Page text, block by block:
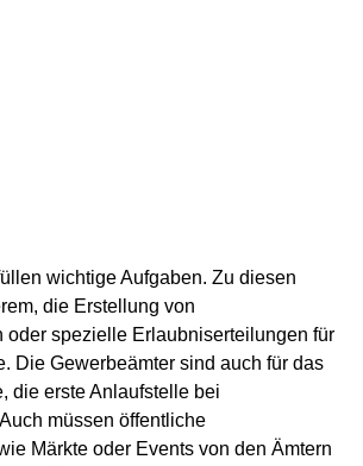
wichtige Aufgaben. Zu diesen
die Erstellung von
oder spezielle Erlaubniserteilungen für
Die Gewerbeämter sind auch für das
die erste Anlaufstelle bei
müssen öffentliche
Märkte oder Events von den Ämtern